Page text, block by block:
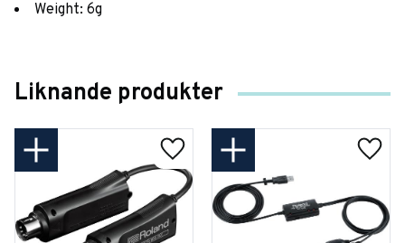
Weight: 6g
Liknande produkter